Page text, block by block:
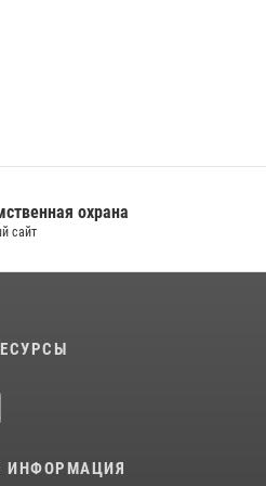
охрана
сайт
ИНФОРМАЦИЯ